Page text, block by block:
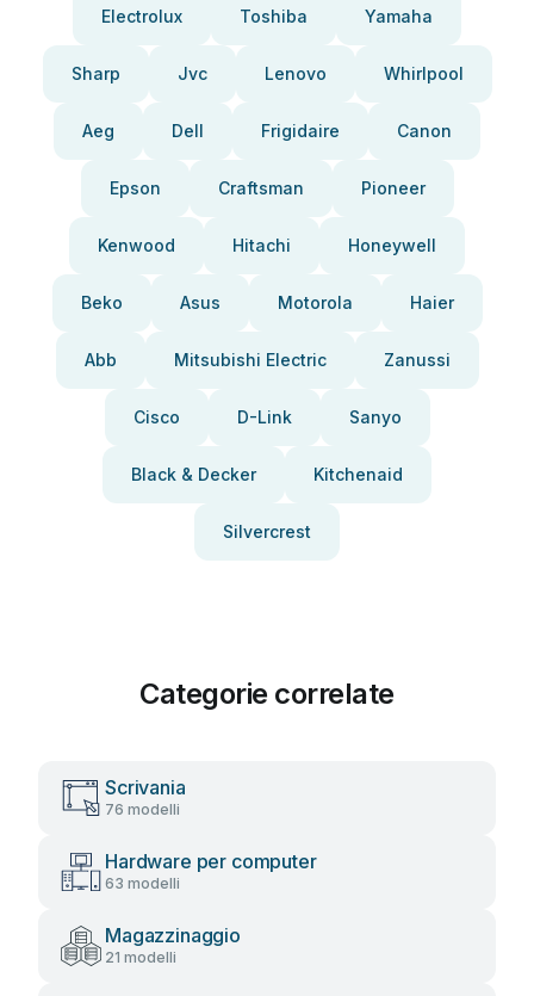
Electrolux Toshiba Yamaha
Sharp Jvc Lenovo Whirlpool
Aeg Dell Frigidaire Canon
Epson Craftsman Pioneer
Kenwood Hitachi Honeywell
Beko Asus Motorola Haier
Abb Mitsubishi Electric Zanussi
Cisco D-Link Sanyo
Black & Decker Kitchenaid
Silvercrest
Categorie correlate
Scrivania
76 modelli
Hardware per computer
63 modelli
Magazzinaggio
21 modelli